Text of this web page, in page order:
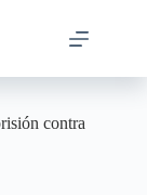
contra